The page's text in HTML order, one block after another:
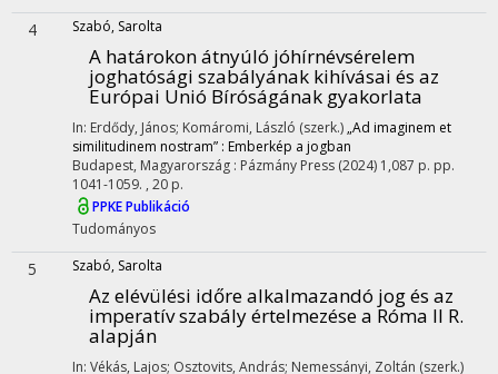
4 Szabó, Sarolta
A határokon átnyúló jóhírnévsérelem
joghatósági szabályának kihívásai és az
Európai Unió Bíróságának gyakorlata
In: Erdődy, János; Komáromi, László (szerk.) „Ad imaginem et
similitudinem nostram” : Emberkép a jogban
Budapest, Magyarország : Pázmány Press (2024) 1,087 p. pp.
1041-1059. , 20 p.
PPKE Publikáció
Tudományos
5 Szabó, Sarolta
Az elévülési időre alkalmazandó jog és az
imperatív szabály értelmezése a Róma II R.
alapján
In: Vékás, Lajos; Osztovits, András; Nemessányi, Zoltán (szerk.)